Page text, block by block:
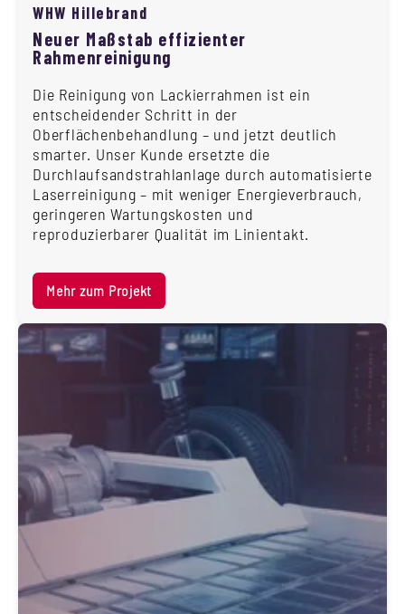
WHW Hillebrand
Neuer Maßstab effizienter
Rahmenreinigung
Die Reinigung von Lackierrahmen ist ein
entscheidender Schritt in der
Oberflächenbehandlung – und jetzt deutlich
smarter. Unser Kunde ersetzte die
Durchlaufsandstrahlanlage durch automatisierte
Laserreinigung – mit weniger Energieverbrauch,
geringeren Wartungskosten und
reproduzierbarer Qualität im Linientakt.
Mehr zum Projekt